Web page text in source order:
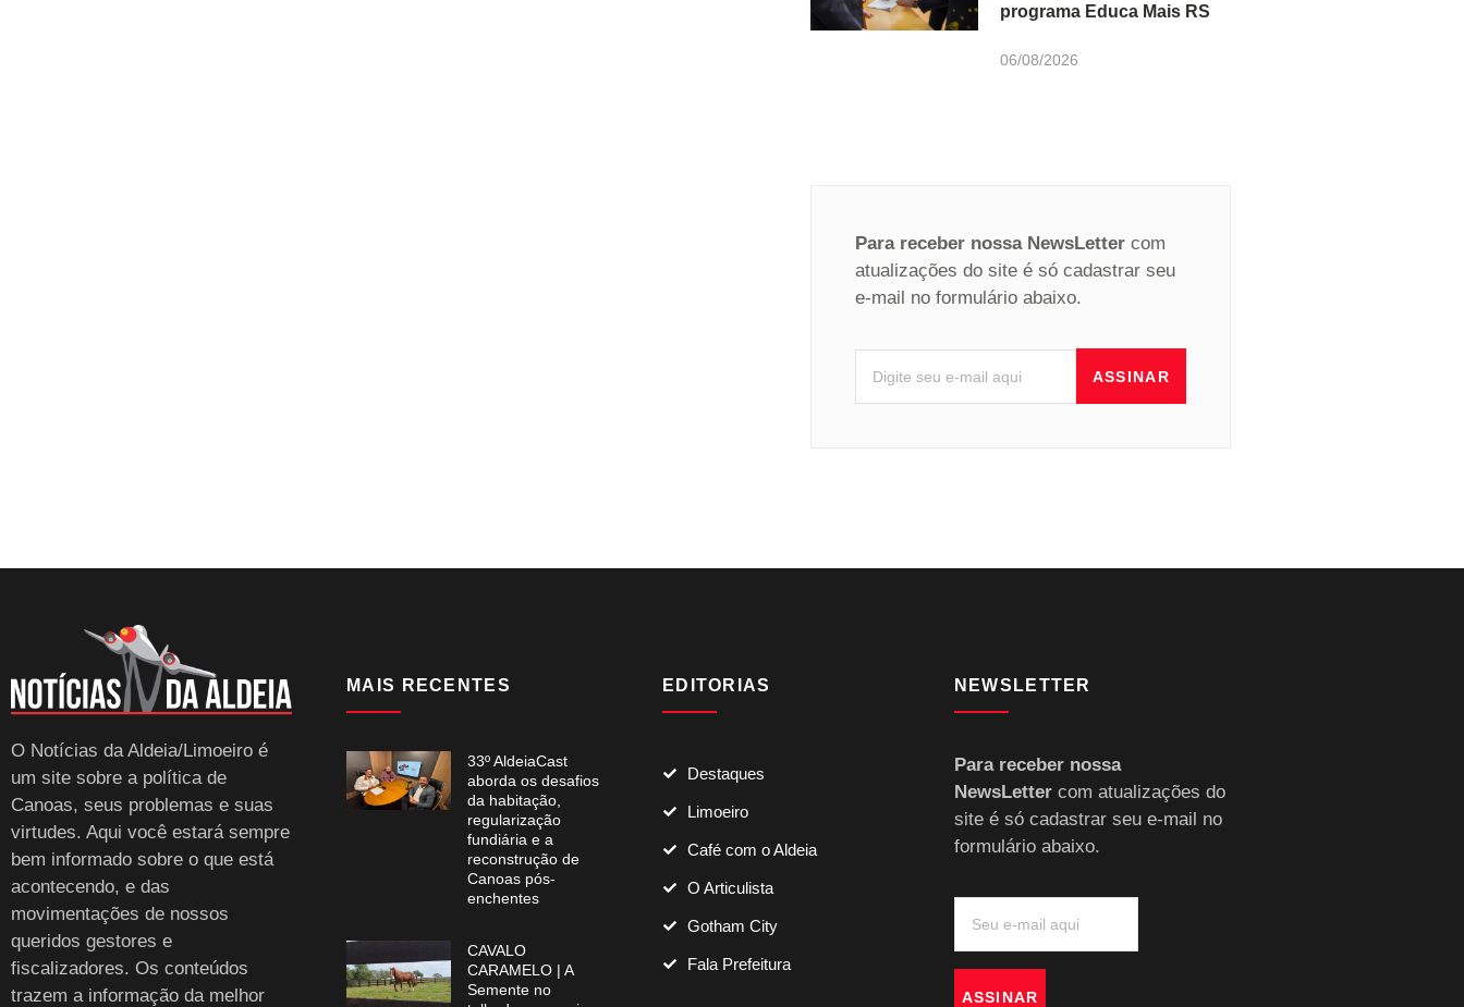
programa Educa Mais RS
06/08/2026
Para receber nossa NewsLetter com
atualizações do site é só cadastrar seu
e-mail no formulário abaixo.
ASSINAR
O Notícias da Aldeia/Limoeiro é
um site sobre a política de
Canoas, seus problemas e suas
virtudes. Aqui você estará sempre
bem informado sobre o que está
acontecendo, e das
movimentações de nossos
queridos gestores e
fiscalizadores. Os conteúdos
trazem a informação da melhor
MAIS RECENTES
33º AldeiaCast
aborda os desafios
da habitação,
regularização
fundiária e a
reconstrução de
Canoas pós-
enchentes
CAVALO
CARAMELO | A
Semente no
EDITORIAS
Destaques
Limoeiro
Café com o Aldeia
O Articulista
Gotham City
Fala Prefeitura
NEWSLETTER
Para receber nossa
NewsLettercom atualizações do
site é só cadastrar seu e-mail no
formulário abaixo.
ASSINAR